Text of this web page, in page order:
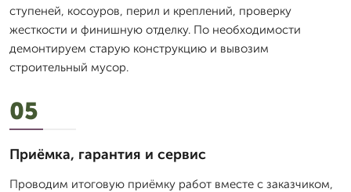
ступеней, косоуров, перил и креплений, проверку
жесткости и финишную отделку. По необходимости
демонтируем старую конструкцию и вывозим
строительный мусор.
05
Приёмка, гарантия и сервис
Проводим итоговую приёмку работ вместе с заказчиком,